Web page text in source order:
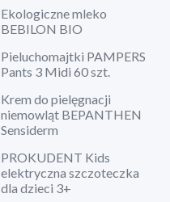
Ekologiczne mleko
BEBILON BIO
Pieluchomajtki PAMPERS
Pants 3 Midi 60 szt.
Krem do pielęgnacji
niemowląt BEPANTHEN
Sensiderm
PROKUDENT Kids
elektryczna szczoteczka
dla dzieci 3+